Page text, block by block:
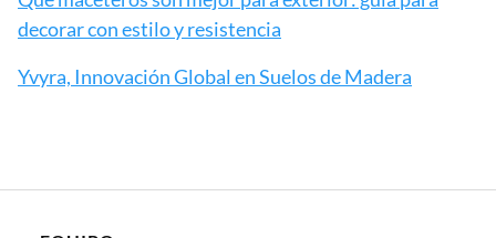
decorar con estilo y resistencia
Yvyra, Innovación Global en Suelos de Madera